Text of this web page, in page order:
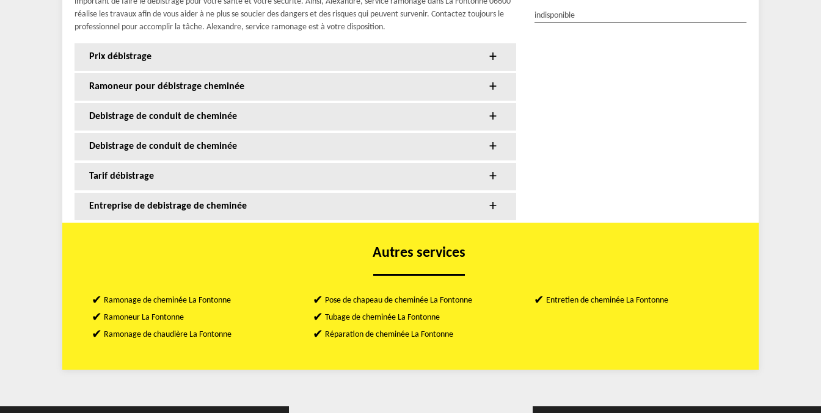
réalise les travaux afin de vous aider à ne plus se soucier des dangers et des risques qui peuvent survenir. Contactez toujours le
professionnel pour accomplir la tâche. Alexandre, service ramonage est à votre disposition.
Prix débistrage
Ramoneur pour débistrage cheminée
Debistrage de conduit de cheminée
Debistrage de conduit de cheminée
Tarif débistrage
Entreprise de debistrage de cheminée
indisponible
Autres services
Ramonage de cheminée La Fontonne
Ramoneur La Fontonne
Ramonage de chaudière La Fontonne
Pose de chapeau de cheminée La Fontonne
Tubage de cheminée La Fontonne
Réparation de cheminée La Fontonne
Entretien de cheminée La Fontonne